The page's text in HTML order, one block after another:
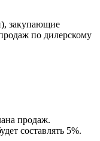
закупающие
по дилерскому
продаж.
составлять 5%.